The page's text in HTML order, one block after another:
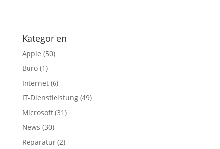
Kategorien
Apple (50)
Büro(1)
Internet(6)
IT-Dienstleistung(49)
Microsoft(31)
News (30)
Reparatur(2)